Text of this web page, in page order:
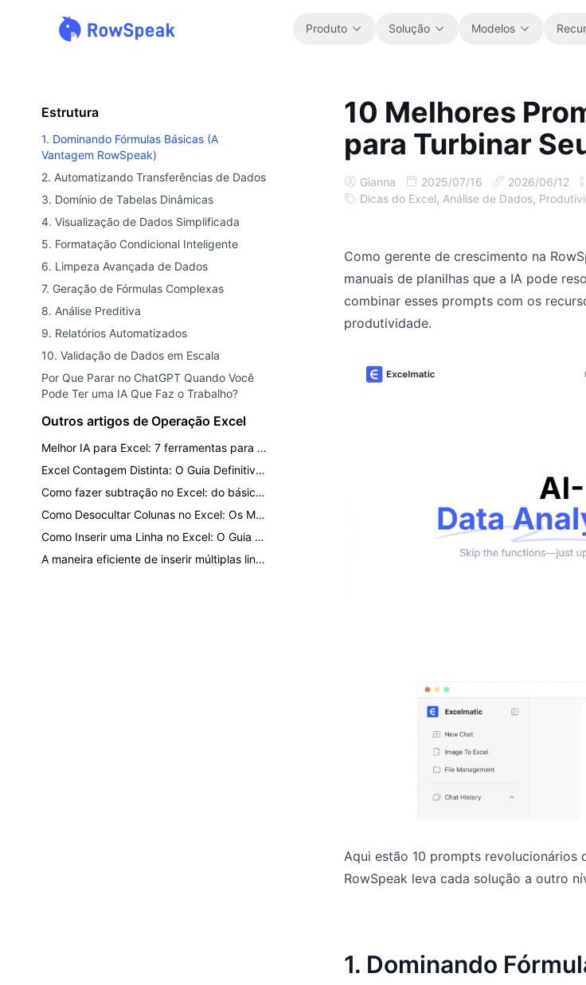
Produto Solução Modelos
Tudo
Explore todos os modelos de planilha
prontos para usar.
Finanças
Operações
planeamento e execução.
Gerencie pipeline, metas, previsões
Análises
Dashboards, revisões de KPI e
recorrentes.
Blog
Atualizações do
ideias de workflow.
Guias
Documentação
referências de uso.
Prompts úteis
utilizadores.
Início rápido
Onboarding rápido
Estrutura
1. Dominando Fórmulas Básicas (A
Vantagem RowSpeak)
2. Automatizando Transferências de Dados
3. Domínio de Tabelas Dinâmicas
4. Visualização de Dados Simplificada
5. Formatação Condicional Inteligente
6. Limpeza Avançada de Dados
7. Geração de Fórmulas Complexas
8. Análise Preditiva
9. Relatórios Automatizados
10. Validação de Dados em Escala
Por Que Parar no ChatGPT Quando Você
Pode Ter uma IA Que Faz o Trabalho?
Outros artigos de Operação Excel
Melhor IA para Excel: 7 ferramentas para análise, fórmulas, dashboards e relatórios
Excel Contagem Distinta: O Guia Definitivo para Contar Valores Únicos
Como fazer subtração no Excel: do básico ao IA de um clique
Como Desocultar Colunas no Excel: Os Métodos Mais Rápidos para Cada Situação
Como Inserir uma Linha no Excel: O Guia Definitivo para Formatação Mais Rápida
A maneira eficiente de inserir múltiplas linhas e colunas sem quebrar seus dados
10 Melhores
para Turbinar
Gianna 2025/07/16 2026/06/12
Dicas do Excel, Análise de Dados,
Como gerente de crescimento na
manuais de planilhas que a IA pode
combinar esses prompts com os
produtividade.
Aqui estão 10 prompts revolucionários
RowSpeak leva cada solução a outro
1. Dominando